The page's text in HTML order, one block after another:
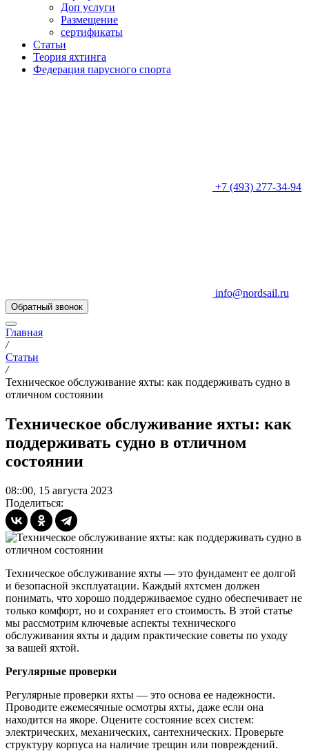
Доп услуги
Размещение
сертификаты
Статьи
Теория яхтинга
Федерация парусного спорта
+7 (493) 277-34-94
info@nordsail.ru
Обратный звонок
Главная
/
Статьи
/
Техническое обслуживание яхты: как поддерживать судно в
отличном состоянии
Техническое обслуживание яхты: как
поддерживать судно в отличном
состоянии
08::00, 15 августа 2023
Поделиться:
Техническое обслуживание яхты — это фундамент ее долгой
и безопасной эксплуатации. Каждый яхтсмен должен
понимать, что хорошо поддерживаемое судно обеспечивает не
только комфорт, но и сохраняет его стоимость. В этой статье
мы рассмотрим ключевые аспекты технического
обслуживания яхты и дадим практические советы по уходу
за вашей яхтой.
Регулярные проверки
Регулярные проверки яхты — это основа ее надежности.
Проводите ежемесячные осмотры яхты, даже если она
находится на якоре. Оцените состояние всех систем:
электрических, механических, сантехнических. Проверьте
структуру корпуса на наличие трещин или повреждений.